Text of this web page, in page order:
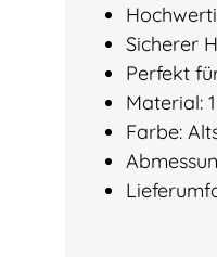
Sicherer
Perfekt
Material:
Farbe: